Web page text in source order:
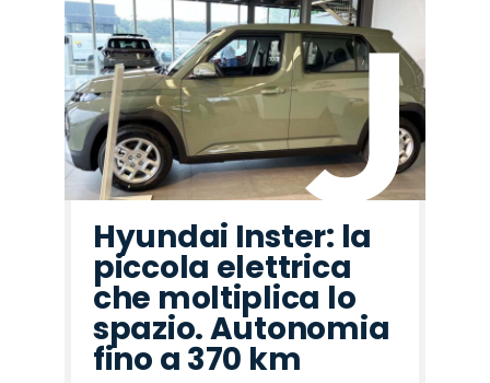
Hyundai Inster: la
piccola elettrica
che moltiplica lo
spazio. Autonomia
fino a 370 km